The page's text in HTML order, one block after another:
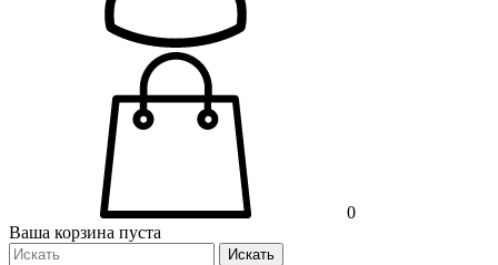
0
Ваша корзина пуста
Искать